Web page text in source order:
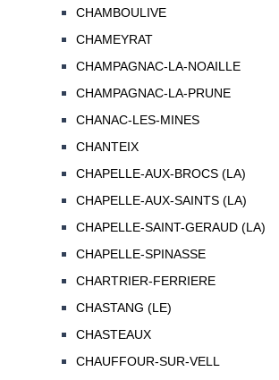
CHAMBOULIVE
CHAMEYRAT
CHAMPAGNAC-LA-NOAILLE
CHAMPAGNAC-LA-PRUNE
CHANAC-LES-MINES
CHANTEIX
CHAPELLE-AUX-BROCS (LA)
CHAPELLE-AUX-SAINTS (LA)
CHAPELLE-SAINT-GERAUD (LA)
CHAPELLE-SPINASSE
CHARTRIER-FERRIERE
CHASTANG (LE)
CHASTEAUX
CHAUFFOUR-SUR-VELL